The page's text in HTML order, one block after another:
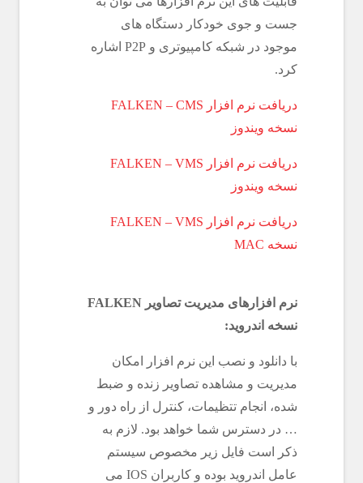
جست و جوی خودکار دستگاه های
موجود در شبکه کامپیوتری و P2P اشاره
کرد.
دریافت نرم افزار FALKEN – CMS
نسخه ویندوز
دریافت نرم افزار FALKEN – VMS
نسخه ویندوز
دریافت نرم افزار FALKEN – VMS
نسخه MAC
نرم افزارهای مدیریت تصاویر FALKEN
نسخه اندروید:
با دانلود و نصب این نرم افزار امکان
مدیریت و مشاهده تصاویر زنده و ضبط
شده، انجام تتظیمات، کنترل از راه دور و
… در دسترس شما خواهد بود. لازم به
ذکر است فایل زیر مخصوص سیستم
عامل اندروید بوده و کاربران IOS می